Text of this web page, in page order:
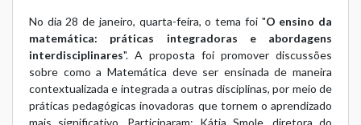
No dia 28 de janeiro, quarta-feira, o tema foi "O ensino da
matemática: práticas integradoras e abordagens
interdisciplinares". A proposta foi promover discussões
sobre como a Matemática deve ser ensinada de maneira
contextualizada e integrada a outras disciplinas, por meio de
práticas pedagógicas inovadoras que tornem o aprendizado